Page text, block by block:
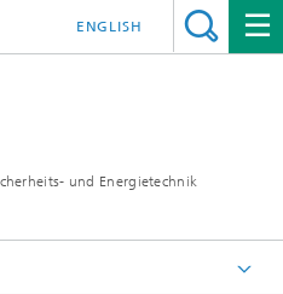
und Energietechnik
ENGLISH